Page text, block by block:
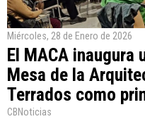
Miércoles, 28 de Enero de 2026
El MACA inaugura
Mesa de la
Terrados como
CBNoticias